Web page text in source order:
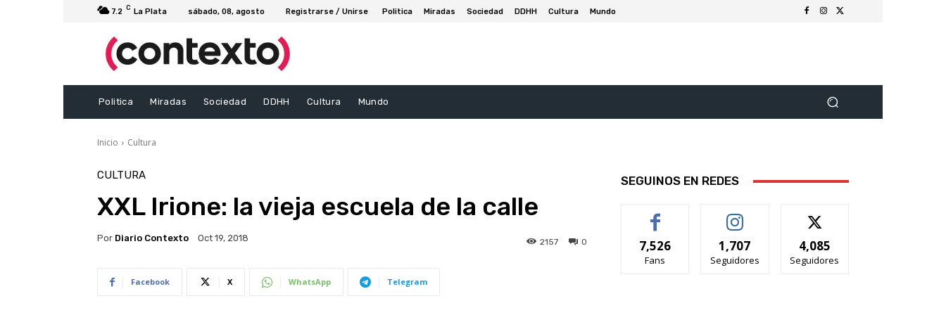
7.2 C La Plata sábado, 08, agosto Registrarse / Unirse Politica Miradas Sociedad DDHH Cultura Mundo
Politica Miradas Sociedad DDHH Cultura Mundo
Inicio Cultura
CULTURA
XXL Irione: la vieja escuela de la calle
Por Diario Contexto Oct 19, 2018 0
2157
Facebook X WhatsApp Telegram
SEGUINOS EN REDES
7,526
Fans
1,707
Seguidores
4,085
Seguidores